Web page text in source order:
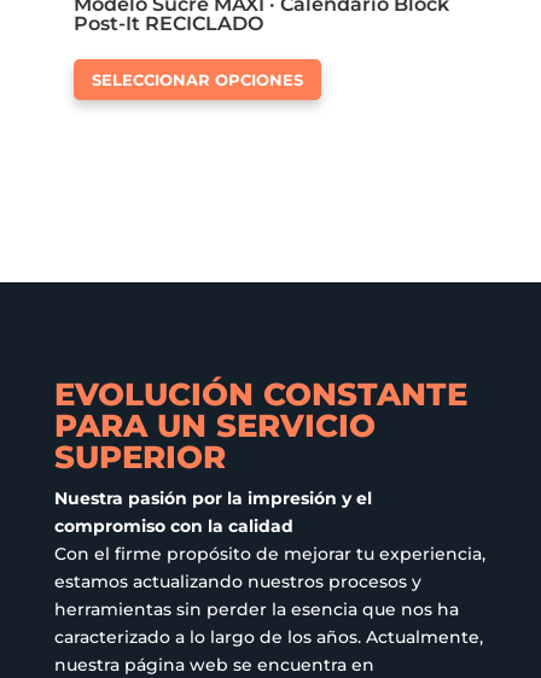
Post-It RECICLADO
SELECCIONAR OPCIONES
Este
se
la
página
producto
EVOLUCIÓN CONSTANTE
PARA UN SERVICIO
SUPERIOR
Nuestra pasión por la impresión y el
compromiso con la calidad
Con el firme propósito de mejorar tu experiencia,
estamos actualizando nuestros procesos y
herramientas sin perder la esencia que nos ha
caracterizado a lo largo de los años. Actualmente,
nuestra página web se encuentra en